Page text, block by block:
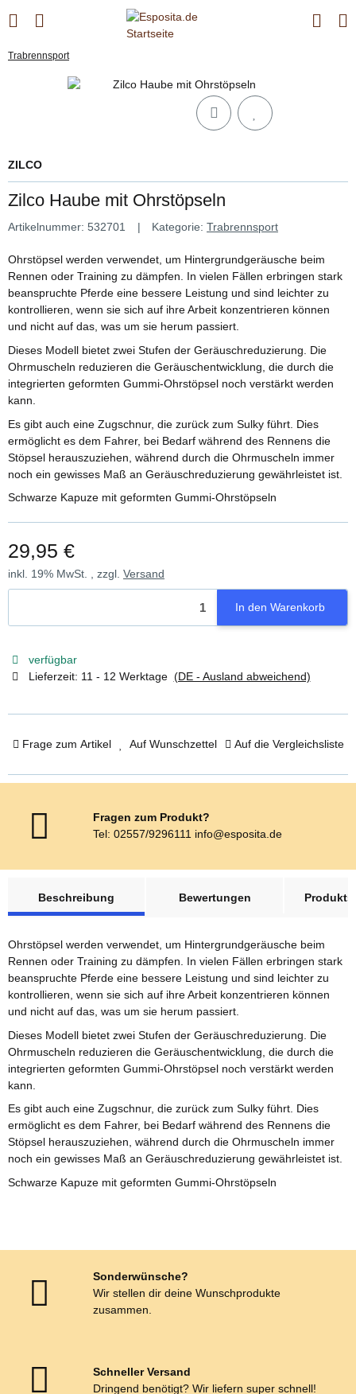
Trabrennsport
ZILCO
Zilco Haube mit Ohrstöpseln
Artikelnummer: 532701 Kategorie: Trabrennsport
Ohrstöpsel werden verwendet, um Hintergrundgeräusche beim
Rennen oder Training zu dämpfen. In vielen Fällen erbringen stark
beanspruchte Pferde eine bessere Leistung und sind leichter zu
kontrollieren, wenn sie sich auf ihre Arbeit konzentrieren können
und nicht auf das, was um sie herum passiert.
Dieses Modell bietet zwei Stufen der Geräuschreduzierung. Die
Ohrmuscheln reduzieren die Geräuschentwicklung, die durch die
integrierten geformten Gummi-Ohrstöpsel noch verstärkt werden
kann.
Es gibt auch eine Zugschnur, die zurück zum Sulky führt. Dies
ermöglicht es dem Fahrer, bei Bedarf während des Rennens die
Stöpsel herauszuziehen, während durch die Ohrmuscheln immer
noch ein gewisses Maß an Geräuschreduzierung gewährleistet ist.
Schwarze Kapuze mit geformten Gummi-Ohrstöpseln
29,95 €
inkl. 19% MwSt. , zzgl. Versand
In den Warenkorb
verfügbar
Lieferzeit: 11 - 12 Werktage (DE - Ausland abweichend)
Frage zum Artikel Auf Wunschzettel Auf die Vergleichsliste
Fragen zum Produkt?
Tel: 02557/9296111 info@esposita.de
Beschreibung
Bewertungen
Ohrstöpsel werden verwendet, um Hintergrundgeräusche beim
Rennen oder Training zu dämpfen. In vielen Fällen erbringen stark
beanspruchte Pferde eine bessere Leistung und sind leichter zu
kontrollieren, wenn sie sich auf ihre Arbeit konzentrieren können
und nicht auf das, was um sie herum passiert.
Dieses Modell bietet zwei Stufen der Geräuschreduzierung. Die
Ohrmuscheln reduzieren die Geräuschentwicklung, die durch die
integrierten geformten Gummi-Ohrstöpsel noch verstärkt werden
kann.
Es gibt auch eine Zugschnur, die zurück zum Sulky führt. Dies
ermöglicht es dem Fahrer, bei Bedarf während des Rennens die
Stöpsel herauszuziehen, während durch die Ohrmuscheln immer
noch ein gewisses Maß an Geräuschreduzierung gewährleistet ist.
Schwarze Kapuze mit geformten Gummi-Ohrstöpseln
Sonderwünsche?
Wir stellen dir deine Wunschprodukte
zusammen.
Schneller Versand
Dringend benötigt? Wir liefern super schnell!